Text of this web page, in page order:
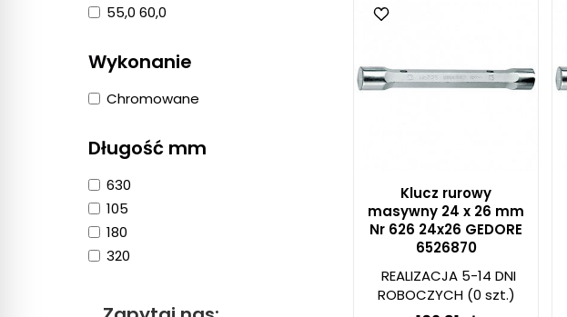
Klucz rurowy
masywny 24 x 26 mm
Nr 626 24x26 GEDORE
6526870
REALIZACJA 5-14 DNI
ROBOCZYCH(0 szt.)
55,0 60,0
Wykonanie
Chromowane
Długość mm
630
105
180
320